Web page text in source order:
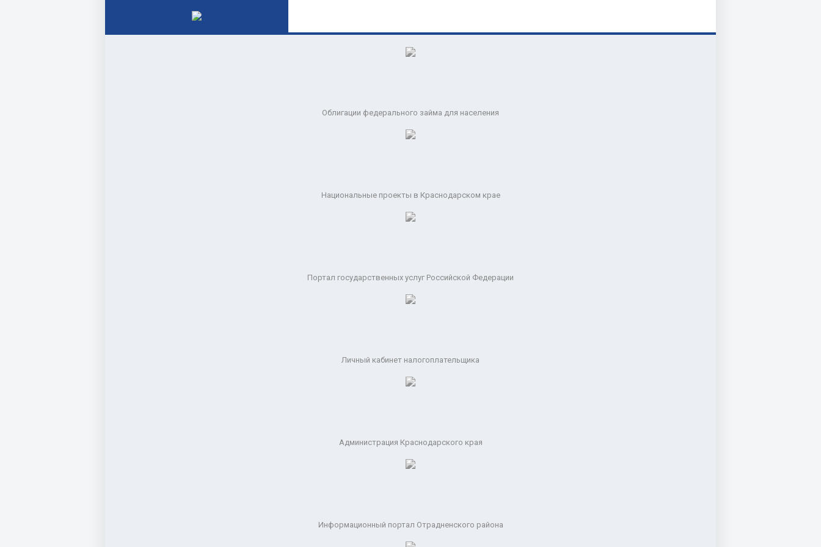
Облигации федерального займа для населения
Национальные проекты в Краснодарском крае
Портал государственных услуг Российской Федерации
Личный кабинет налогоплательщика
Администрация Краснодарского края
Информационный портал Отрадненского района